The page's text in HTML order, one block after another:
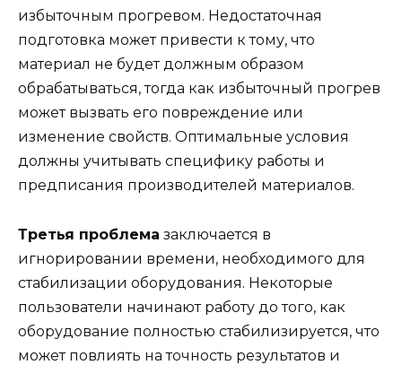
избыточным прогревом. Недостаточная
подготовка может привести к тому, что
материал не будет должным образом
обрабатываться, тогда как избыточный прогрев
может вызвать его повреждение или
изменение свойств. Оптимальные условия
должны учитывать специфику работы и
предписания производителей материалов.
Третья проблема заключается в
игнорировании времени, необходимого для
стабилизации оборудования. Некоторые
пользователи начинают работу до того, как
оборудование полностью стабилизируется, что
может повлиять на точность результатов и